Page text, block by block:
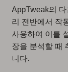
AppTweak의
리 전반에서 작
사용하여 이를
장을 분석할 때
니다.